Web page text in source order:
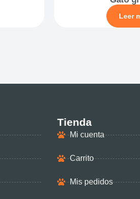
Leer
Tienda
Mi cuenta
Carrito
Mis pedidos